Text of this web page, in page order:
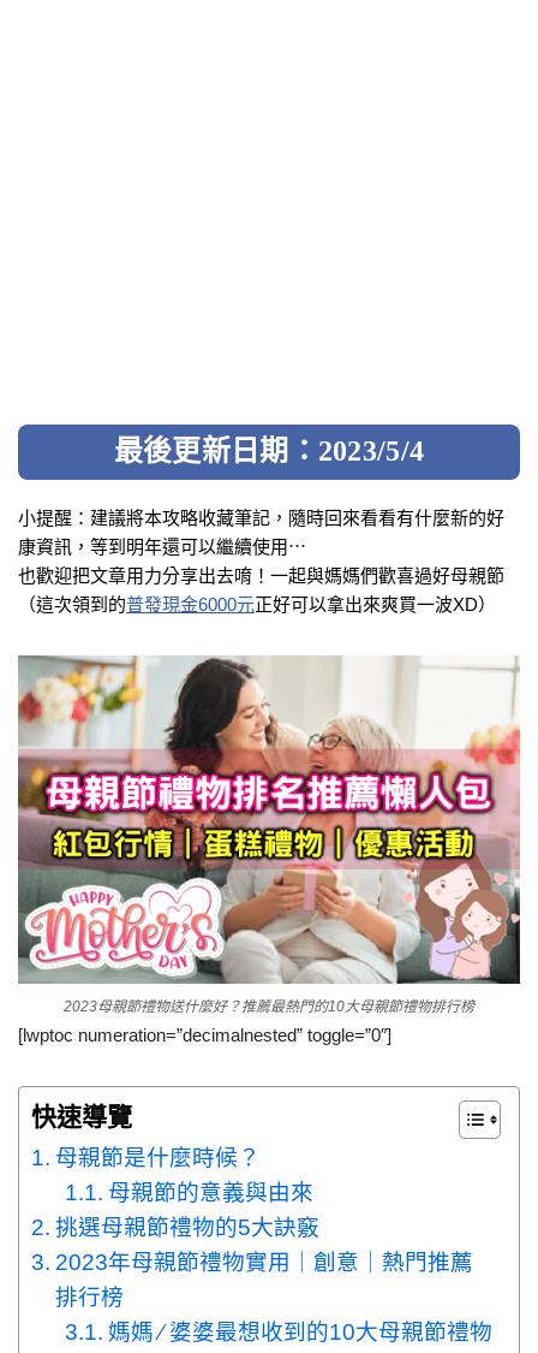
最後更新日期：2023/5/4
小提醒：建議將本攻略收藏筆記，隨時回來看看有什麼新的好
康資訊，等到明年還可以繼續使用⋯
也歡迎把文章用力分享出去唷！一起與媽媽們歡喜過好母親節
（這次領到的普發現金6000元正好可以拿出來爽買一波XD）
2023母親節禮物送什麼好？推薦最熱門的10大母親節禮物排行榜
[lwptoc numeration=”decimalnested” toggle=”0″]
快速導覽
母親節是什麼時候？
母親節的意義與由來
挑選母親節禮物的5大訣竅
2023年母親節禮物實用｜創意｜熱門推薦
排行榜
媽媽 ∕ 婆婆最想收到的10大母親節禮物